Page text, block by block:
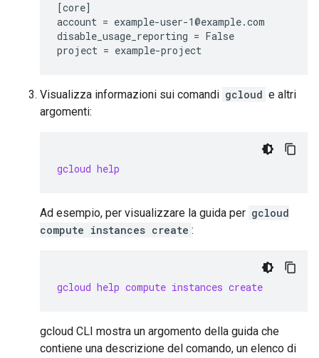
[core]
account = example-user-1@example.com
disable_usage_reporting = False
Visualizza informazioni sui comandi gcloud e altri
argomenti:
gcloud help
Ad esempio, per visualizzare la guida per gcloud
compute instances create :
gcloud help compute instances create
gcloud CLI mostra un argomento della guida che
contiene una descrizione del comando, un elenco di